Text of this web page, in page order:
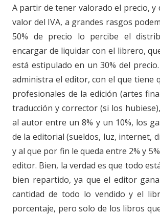
A partir de tener valorado el precio, y
valor del IVA, a grandes rasgos
50% de precio lo percibe el
encargar de liquidar con el librero,
está estipulado en un 30% del
administra el editor, con el que tiene
profesionales de la edición (artes
traducción y corrector (si los
al autor entre un 8% y un 10%, los
de la editorial (sueldos, luz, internet,
y al que por fin le queda entre 2% y
editor. Bien, la verdad es que todo
bien repartido, ya que el editor
cantidad de todo lo vendido y el
porcentaje, pero solo de los libros